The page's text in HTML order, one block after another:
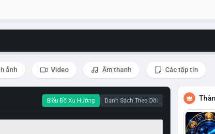
ảnh Video Âm thanh Các tập tin
Biểu Đồ Xu Hướng Danh Sách Theo Dõi